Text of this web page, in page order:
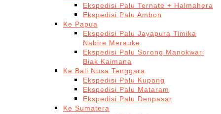
Ekspedisi Palu Ternate + Halmahera
Ekspedisi Palu Ambon
Ke Papua
Ekspedisi Palu Jayapura Timika
Nabire Merauke
Ekspedisi Palu Sorong Manokwari
Biak Kaimana
Ke Bali Nusa Tenggara
Ekspedisi Palu Kupang
Ekspedisi Palu Mataram
Ekspedisi Palu Denpasar
Ke Sumatera